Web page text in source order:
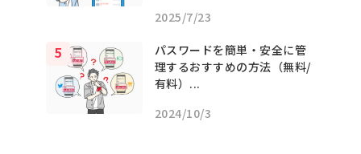
2025/7/23
パスワードを簡単・安全に管
理するおすすめの方法（無料/
有料）...
2024/10/3